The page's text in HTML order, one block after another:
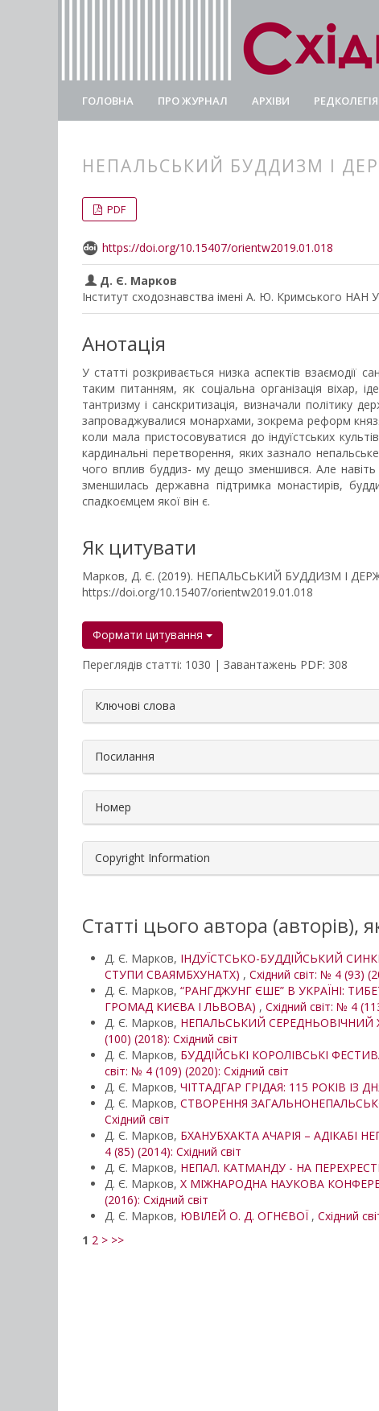
ГОЛОВНА ПРО ЖУРНАЛ АРХІВИ РЕДКОЛЕГІЯ
НЕПАЛЬСЬКИЙ БУДДИЗМ І
PDF
https://doi.org/10.15407/orientw2019.01.018
Д. Є. Марков
Інститут сходознавства імені А. Ю. Кримського НАН
Анотація
У статті розкривається низка аспектів взаємодії
таким питанням, як соціальна організація віхар,
тантризму і санскритизація, визначали політику
запроваджувалися монархами, зокрема реформ
коли мала пристосовуватися до індуїстських
кардинальні перетворення, яких зазнало
чого вплив буддиз- му дещо зменшився. Але навіть
зменшилась державна підтримка монастирів,
спадкоємцем якої він є.
Як цитувати
Марков, Д. Є. (2019). НЕПАЛЬСЬКИЙ БУДДИЗМ І
https://doi.org/10.15407/orientw2019.01.018
Формати цитування
Переглядів статті: 1030 | Завантажень PDF: 308
Ключові слова
Посилання
Номер
Copyright Information
Статті цього автора (авторів),
Д. Є. Марков, ІНДУЇСТСЬКО-БУДДІЙСЬКИЙ
СТУПИ СВАЯМБХУНАТХ) , Східний світ: № 4 (93)
Д. Є. Марков, “РАНГДЖУНГ ЄШЕ” В УКРАЇНІ:
ГРОМАД КИЄВА І ЛЬВОВА) , Східний світ: № 4
Д. Є. Марков, НЕПАЛЬСЬКИЙ СЕРЕДНЬОВІЧНИЙ
(100) (2018): Східний світ
Д. Є. Марков, БУДДІЙСЬКІ КОРОЛІВСЬКІ
світ: № 4 (109) (2020): Східний світ
Д. Є. Марков, ЧІТТАДГАР ГРІДАЯ: 115 РОКІВ
Д. Є. Марков, СТВОРЕННЯ
Східний світ
Д. Є. Марков, БХАНУБХАКТА АЧАРІЯ – АДІКАБІ
4 (85) (2014): Східний світ
Д. Є. Марков, НЕПАЛ. КАТМАНДУ - НА
Д. Є. Марков, X МІЖНАРОДНА НАУКОВА
(2016): Східний світ
Д. Є. Марков, ЮВІЛЕЙ О. Д. ОГНЄВОЇ , Східний
1 2 > >>